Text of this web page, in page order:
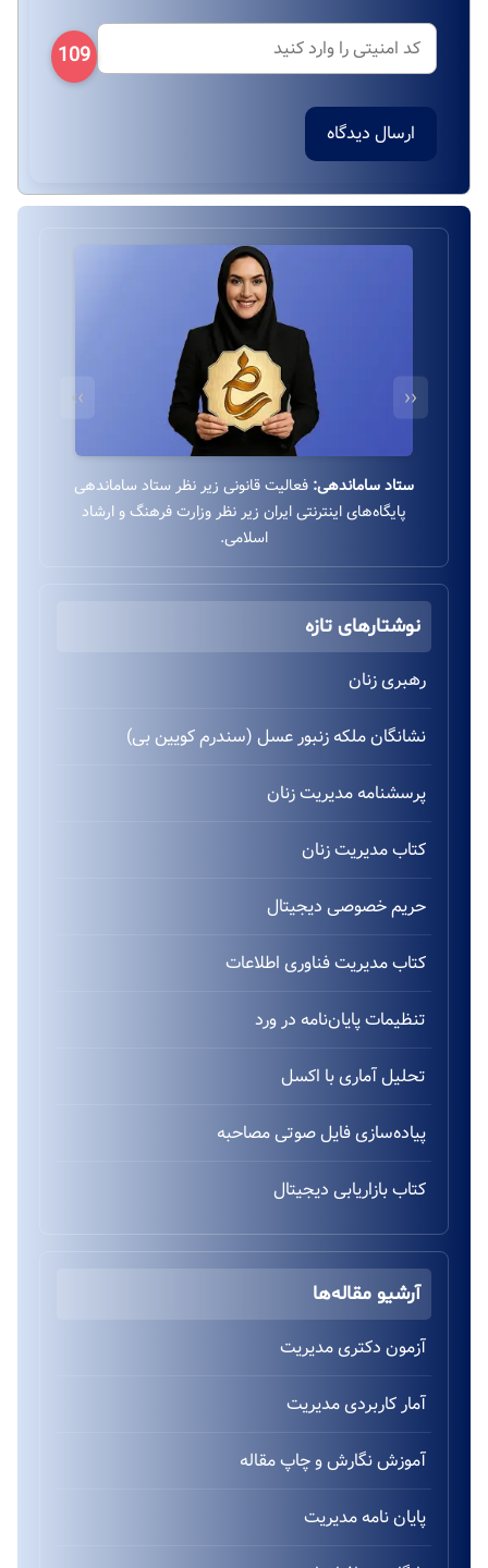
109
ارسال دیدگاه
درگاه بانکی ایمن: استفاده از درگاه بانکی ایمن و مستقیم
به‌پرداخت زیر نظر بانک ملت بدون واسطه.
‹‹
››
نوشتارهای تازه
رهبری زنان
نشانگان ملکه زنبور عسل (سندرم کویین بی)
پرسشنامه مدیریت زنان
کتاب مدیریت زنان
حریم خصوصی دیجیتال
کتاب مدیریت فناوری اطلاعات
تنظیمات پایان‌نامه در ورد
تحلیل آماری با اکسل
پیاده‌سازی فایل صوتی مصاحبه
کتاب بازاریابی دیجیتال
آرشیو مقاله‌ها
آزمون دکتری مدیریت
آمار کاربردی مدیریت
آموزش نگارش و چاپ مقاله
پایان نامه مدیریت